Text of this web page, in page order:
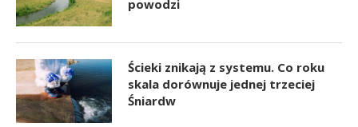
powodzi
Ścieki znikają z systemu. Co roku
skala dorównuje jednej trzeciej
Śniardw